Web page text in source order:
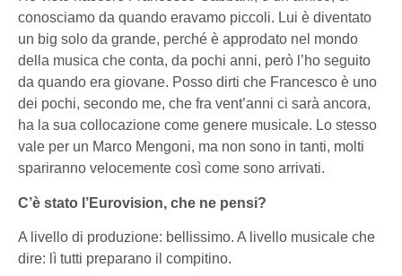
conosciamo da quando eravamo piccoli. Lui è diventato
un big solo da grande, perché è approdato nel mondo
della musica che conta, da pochi anni, però l’ho seguito
da quando era giovane. Posso dirti che Francesco è uno
dei pochi, secondo me, che fra vent’anni ci sarà ancora,
ha la sua collocazione come genere musicale. Lo stesso
vale per un Marco Mengoni, ma non sono in tanti, molti
spariranno velocemente così come sono arrivati.
C’è stato l’Eurovision, che ne pensi?
A livello di produzione: bellissimo. A livello musicale che
dire: lì tutti preparano il compitino.